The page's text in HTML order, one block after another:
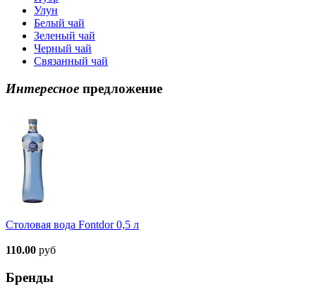
Улун
Белый чай
Зеленый чай
Черный чай
Связанный чай
Интересное предложение
Столовая вода Fontdor 0,5 л
110.00 руб
Бренды